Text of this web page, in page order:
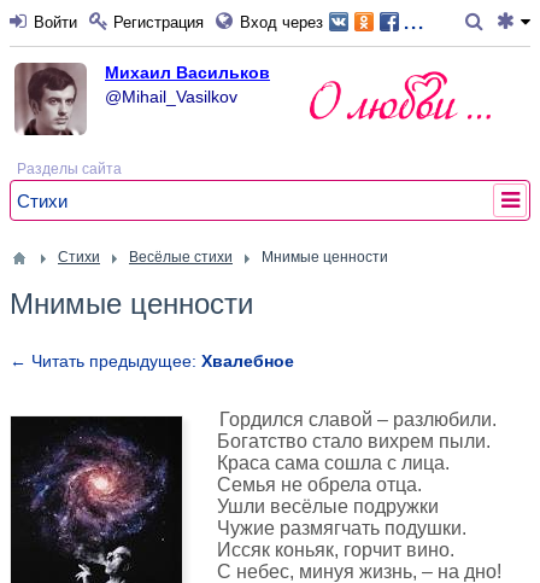
Войти Регистрация Вход через ...
Михаил Васильков
@Mihail_Vasilkov
Разделы сайта
Стихи
Стихи Весёлые стихи Мнимые ценности
Мнимые ценности
← Читать предыдущее: Хвалебное
Гордился славой – разлюбили.
Богатство стало вихрем пыли.
Краса сама сошла с лица.
Семья не обрела отца.
Ушли весёлые подружки
Чужие размягчать подушки.
Иссяк коньяк, горчит вино.
С небес, минуя жизнь, – на дно!